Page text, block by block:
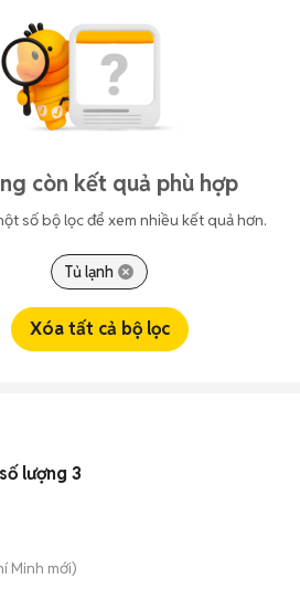
còn kết quả phù hợp
số bộ lọc để xem nhiều kết quả hơn.
Tủ lạnh
Xóa tất cả bộ lọc
lượng 3
Minh mới)